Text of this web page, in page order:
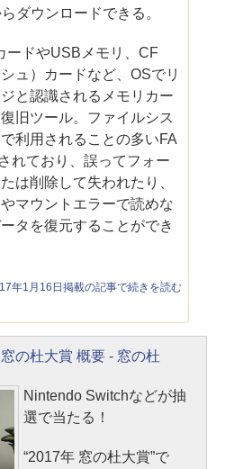
ダウンロードできる。
ドやUSBメモリ、CF
ュ）カードなど、OSでリ
と認識されるメモリカー
旧ツール。ファイルシス
利用されることの多いFA
れており、誤ってフォー
は削除して失われたり、
マウントエラーで読めな
タを復元することができ
年1月16日掲載の記事で続きを読む
の杜大賞 概要 - 窓の杜
Nintendo Switchなどが抽
選で当たる！
“2017年 窓の杜大賞”で